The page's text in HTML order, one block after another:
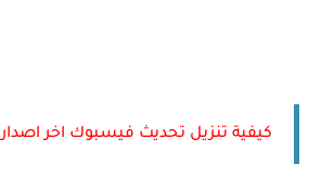
كيفية تنزيل تحديث فيسبوك اخر اصدار